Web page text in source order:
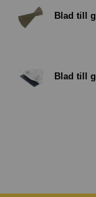
Blad till
Blad till